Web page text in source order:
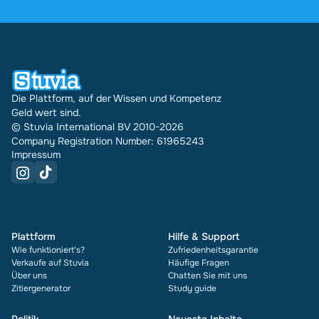
Die Plattform, auf der Wissen und Kompetenz
Geld wert sind.
© Stuvia International BV 2010-2026
Company Registration Number: 61965243
Impressum
Plattform
Wie funktioniert's?
Verkaufe auf Stuvia
Über uns
Zitiergenerator
Hilfe & Support
Zufriedenheitsgarantie
Häufige Fragen
Chatten Sie mit uns
Study guide